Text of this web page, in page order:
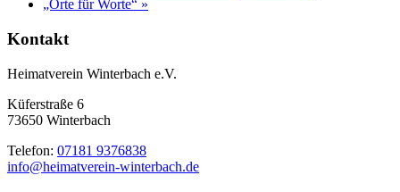
„Orte für Worte“ »
Kontakt
Heimatverein Winterbach e.V.
Küferstraße 6
73650 Winterbach
Telefon: 07181 9376838
info@heimatverein-winterbach.de